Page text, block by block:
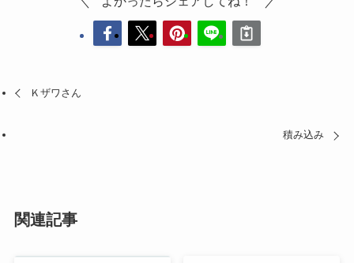
Ｋザワさん
積み込み
関連記事